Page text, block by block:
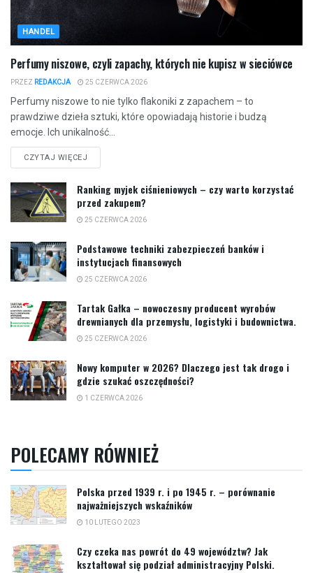
HANDEL
Perfumy niszowe, czyli zapachy, których nie kupisz w sieciówce
PRZEZ REDAKCJA 25 CZERWCA 2026
Perfumy niszowe to nie tylko flakoniki z zapachem – to
prawdziwe dzieła sztuki, które opowiadają historie i budzą
emocje. Ich unikalność...
CZYTAJ WIĘCEJ
Ranking myjek ciśnieniowych – czy warto korzystać
przed zakupem?
25 CZERWCA 2026
Podstawowe techniki zabezpieczeń banków i
instytucjach finansowych
25 CZERWCA 2026
Tartak Gałka – nowoczesny producent wyrobów
drewnianych dla przemysłu, logistyki i budownictwa.
25 CZERWCA 2026
Nowy komputer w 2026? Dlaczego jest tak drogo i
gdzie szukać oszczędności?
1 CZERWCA 2026
POLECAMY RÓWNIEŻ
Polska przed 1939 r. i po 1945 r. – porównanie
najważniejszych wskaźników
10 LUTEGO 2023
Czy czeka nas powrót do 49 województw? Jak
kształtował się podział administracyjny Polski.